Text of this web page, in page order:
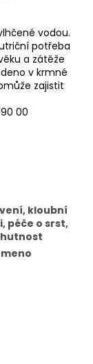
vodou.
potřeba
a zátěže
v krmné
zajistit
00
kloubní
péče o srst,